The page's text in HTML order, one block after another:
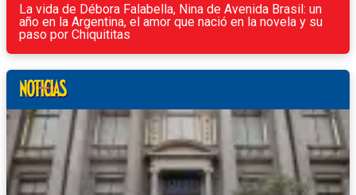
La vida de Débora Falabella, Nina de Avenida Brasil: un
año en la Argentina, el amor que nació en la novela y su
paso por Chiquititas